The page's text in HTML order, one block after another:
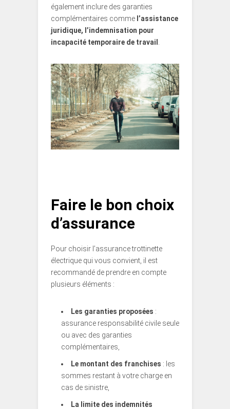
également inclure des garanties
complémentaires comme l’assistance
juridique, l’indemnisation pour
incapacité temporaire de travail .
Faire le bon choix
d’assurance
Pour choisir l’assurance trottinette
électrique qui vous convient, il est
recommandé de prendre en compte
plusieurs éléments :
Les garanties proposées :
assurance responsabilité civile seule
ou avec des garanties
complémentaires,
Le montant des franchises : les
sommes restant à votre charge en
cas de sinistre,
La limite des indemnités